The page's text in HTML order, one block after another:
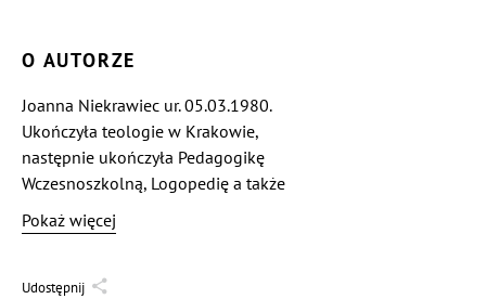
O AUTORZE
Joanna Niekrawiec ur. 05.03.1980.
Ukończyła teologie w Krakowie,
następnie ukończyła Pedagogikę
Wczesnoszkolną, Logopedię a także
Administrację Publiczną. Pracowała jako
nauczyciel, nauczycielka przedszkola,
Była też agentem ubezpieczeniowym.
Pokaż więcej
Udostępnij